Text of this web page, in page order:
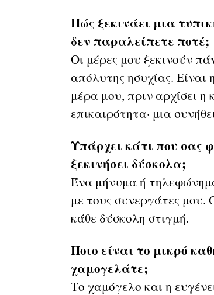
Πώς ξεκινάει μια
δεν παραλείπετε ποτέ;
Οι μέρες μου ξεκινούν
απόλυτης ησυχίας.
μέρα μου, πριν αρχίσει η
επικαιρότητα· μια
Υπάρχει κάτι που σας
ξεκινήσει δύσκολα;
Ένα μήνυμα ή
με τους συνεργάτες μου.
κάθε δύσκολη στιγμή.
Ποιο είναι το μικρό
χαμογελάτε;
Το χαμόγελο και η